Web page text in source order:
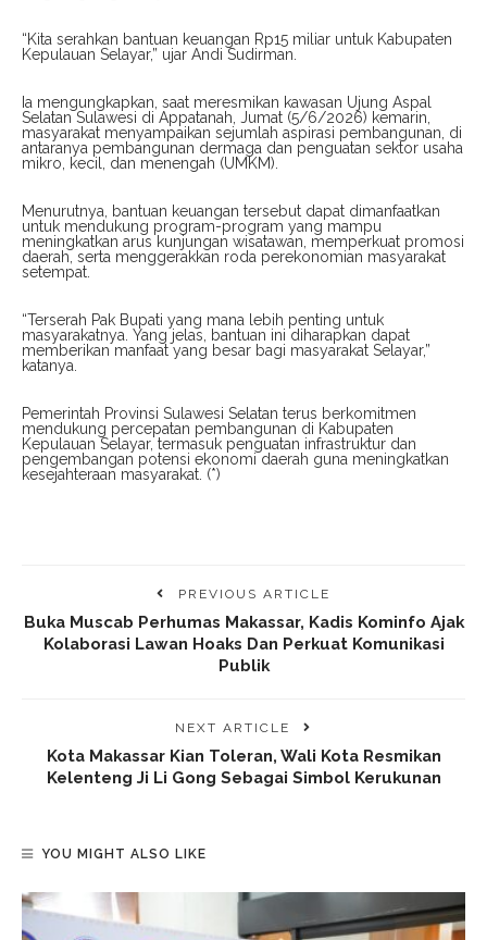
“Kita serahkan bantuan keuangan Rp15 miliar untuk Kabupaten
Kepulauan Selayar,” ujar Andi Sudirman.
Ia mengungkapkan, saat meresmikan kawasan Ujung Aspal
Selatan Sulawesi di Appatanah, Jumat (5/6/2026) kemarin,
masyarakat menyampaikan sejumlah aspirasi pembangunan, di
antaranya pembangunan dermaga dan penguatan sektor usaha
mikro, kecil, dan menengah (UMKM).
Menurutnya, bantuan keuangan tersebut dapat dimanfaatkan
untuk mendukung program-program yang mampu
meningkatkan arus kunjungan wisatawan, memperkuat promosi
daerah, serta menggerakkan roda perekonomian masyarakat
setempat.
“Terserah Pak Bupati yang mana lebih penting untuk
masyarakatnya. Yang jelas, bantuan ini diharapkan dapat
memberikan manfaat yang besar bagi masyarakat Selayar,”
katanya.
Pemerintah Provinsi Sulawesi Selatan terus berkomitmen
mendukung percepatan pembangunan di Kabupaten
Kepulauan Selayar, termasuk penguatan infrastruktur dan
pengembangan potensi ekonomi daerah guna meningkatkan
kesejahteraan masyarakat. (*)
PREVIOUS ARTICLE
Buka Muscab Perhumas Makassar, Kadis Kominfo Ajak
Kolaborasi Lawan Hoaks Dan Perkuat Komunikasi
Publik
NEXT ARTICLE
Kota Makassar Kian Toleran, Wali Kota Resmikan
Kelenteng Ji Li Gong Sebagai Simbol Kerukunan
YOU MIGHT ALSO LIKE